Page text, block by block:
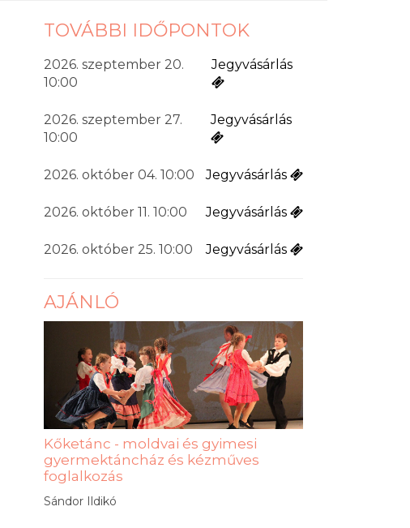
TOVÁBBI IDŐPONTOK
2026. szeptember 20.
10:00
Jegyvásárlás
2026. szeptember 27.
10:00
Jegyvásárlás
2026. október 04. 10:00 Jegyvásárlás
2026. október 11. 10:00 Jegyvásárlás
2026. október 25. 10:00 Jegyvásárlás
AJÁNLÓ
Kőketánc - moldvai és gyimesi
gyermektáncház és kézműves
foglalkozás
Sándor Ildikó